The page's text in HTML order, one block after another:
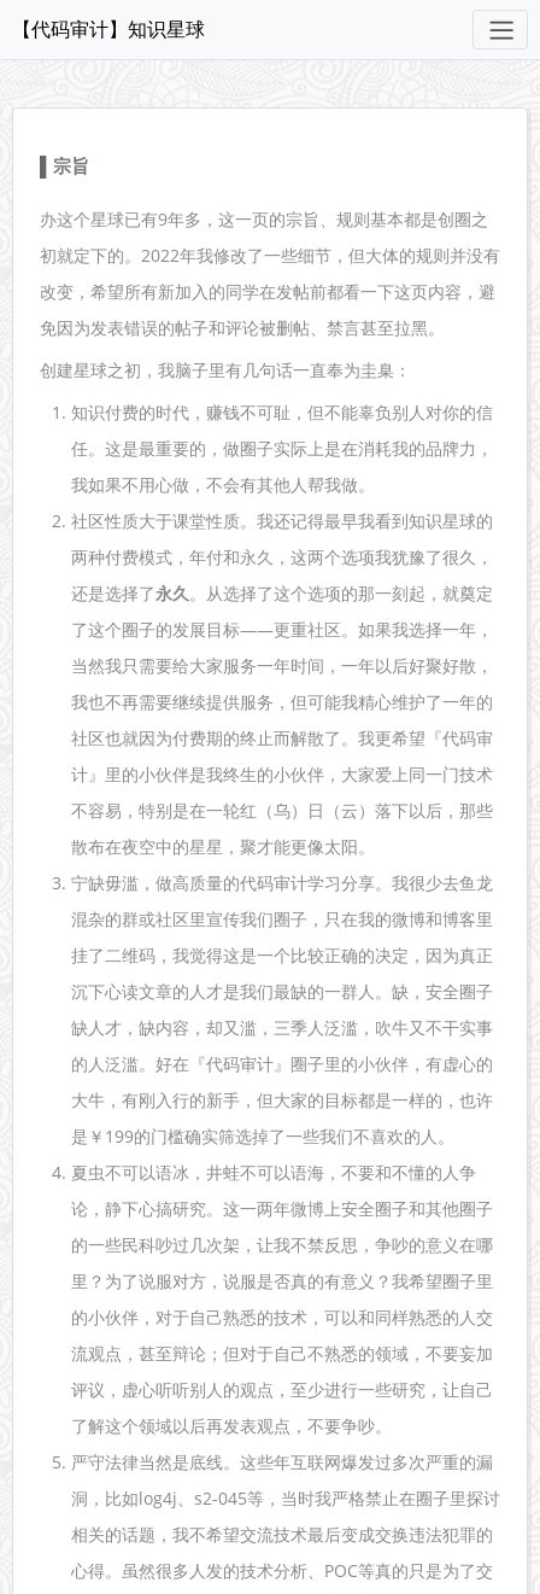
【代码审计】知识星球
宗旨
办这个星球已有9年多，这一页的宗旨、规则基本都是创圈之
初就定下的。2022年我修改了一些细节，但大体的规则并没有
改变，希望所有新加入的同学在发帖前都看一下这页内容，避
免因为发表错误的帖子和评论被删帖、禁言甚至拉黑。
创建星球之初，我脑子里有几句话一直奉为圭臬：
知识付费的时代，赚钱不可耻，但不能辜负别人对你的信
任。这是最重要的，做圈子实际上是在消耗我的品牌力，
我如果不用心做，不会有其他人帮我做。
社区性质大于课堂性质。我还记得最早我看到知识星球的
两种付费模式，年付和永久，这两个选项我犹豫了很久，
还是选择了永久。从选择了这个选项的那一刻起，就奠定
了这个圈子的发展目标——更重社区。如果我选择一年，
当然我只需要给大家服务一年时间，一年以后好聚好散，
我也不再需要继续提供服务，但可能我精心维护了一年的
社区也就因为付费期的终止而解散了。我更希望『代码审
计』里的小伙伴是我终生的小伙伴，大家爱上同一门技术
不容易，特别是在一轮红（乌）日（云）落下以后，那些
散布在夜空中的星星，聚才能更像太阳。
宁缺毋滥，做高质量的代码审计学习分享。我很少去鱼龙
混杂的群或社区里宣传我们圈子，只在我的微博和博客里
挂了二维码，我觉得这是一个比较正确的决定，因为真正
沉下心读文章的人才是我们最缺的一群人。缺，安全圈子
缺人才，缺内容，却又滥，三季人泛滥，吹牛又不干实事
的人泛滥。好在『代码审计』圈子里的小伙伴，有虚心的
大牛，有刚入行的新手，但大家的目标都是一样的，也许
是￥199的门槛确实筛选掉了一些我们不喜欢的人。
夏虫不可以语冰，井蛙不可以语海，不要和不懂的人争
论，静下心搞研究。这一两年微博上安全圈子和其他圈子
的一些民科吵过几次架，让我不禁反思，争吵的意义在哪
里？为了说服对方，说服是否真的有意义？我希望圈子里
的小伙伴，对于自己熟悉的技术，可以和同样熟悉的人交
流观点，甚至辩论；但对于自己不熟悉的领域，不要妄加
评议，虚心听听别人的观点，至少进行一些研究，让自己
了解这个领域以后再发表观点，不要争吵。
严守法律当然是底线。这些年互联网爆发过多次严重的漏
洞，比如log4j、s2-045等，当时我严格禁止在圈子里探讨
相关的话题，我不希望交流技术最后变成交换违法犯罪的
心得。虽然很多人发的技术分析、POC等真的只是为了交